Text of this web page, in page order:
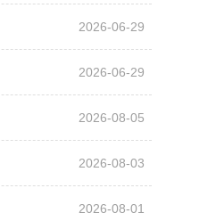
2026-06-29
2026-06-29
2026-08-05
2026-08-03
2026-08-01